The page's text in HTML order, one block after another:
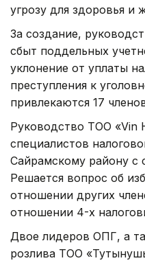
угрозу для здоровья и
За создание,
сбыт поддельных
уклонение от уплаты
преступления к
привлекаются 17
Руководство ТОО «Vin
специалистов
Сайрамскому району с
Решается вопрос об
отношении других
отношении 4-х
Двое лидеров ОПГ, а
розлива ТОО